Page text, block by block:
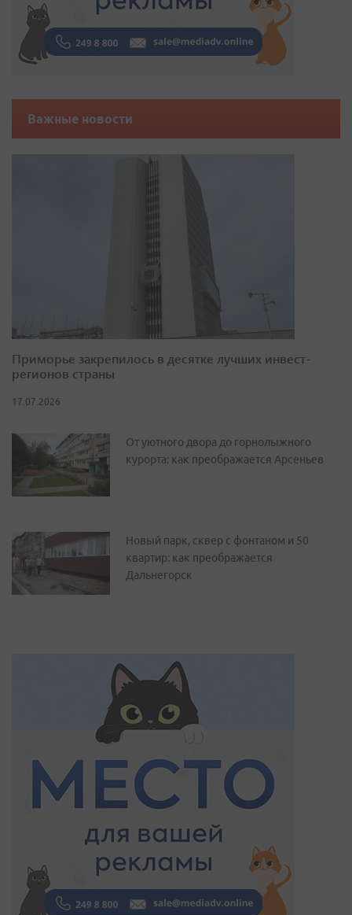
Важные новости
Приморье закрепилось в десятке лучших инвест-
регионов страны
17.07.2026
От уютного двора до горнолыжного
курорта: как преображается Арсеньев
Новый парк, сквер с фонтаном и 50
квартир: как преображается
Дальнегорск